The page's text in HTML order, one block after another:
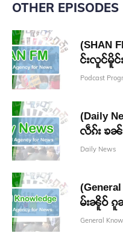
OTHER EPISODES
(SHAN
င်းလူင်မိူ
Podcast
(Daily
လဵၵ်း ၶၼ်
Daily News
မ်းၼိူဝ် ၵူ
General